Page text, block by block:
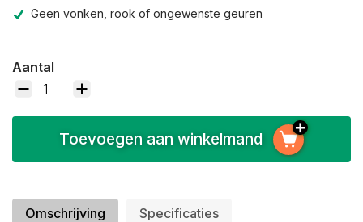
Omschrijving Specificaties
Geen vonken, rook of ongewenste geuren
Aantal
Toevoegen aan winkelmand